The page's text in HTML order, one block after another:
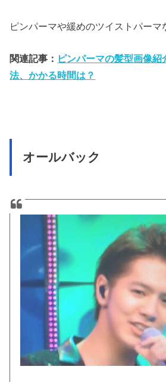
ピンパーマや緩めのツイストパーマ
関連記事： ピンパーマの髪型画像紹
法、かかる時間は？
オールバック